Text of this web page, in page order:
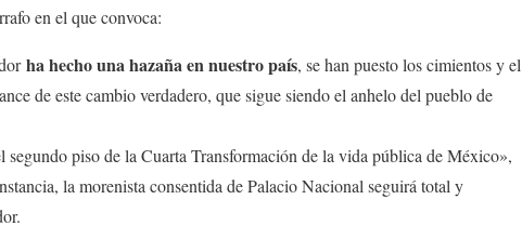
en el que convoca:
ha hecho una hazaña en nuestro país, se han puesto los cimientos y el
de este cambio verdadero, que sigue siendo el anhelo del pueblo de
piso de la Cuarta Transformación de la vida pública de México»,
la morenista consentida de Palacio Nacional seguirá total y